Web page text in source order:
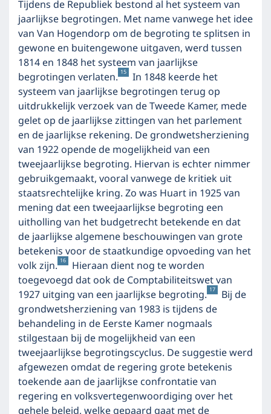
Tijdens de Republiek bestond al het systeem van
jaarlijkse begrotingen. Met name vanwege het idee
van Van Hogendorp om de begroting te splitsen in
gewone en buitengewone uitgaven, werd tussen
1814 en 1848 het systeem van jaarlijkse
begrotingen verlaten. 15
In 1848 keerde het
systeem van jaarlijkse begrotingen terug op
uitdrukkelijk verzoek van de Tweede Kamer, mede
gelet op de jaarlijkse zittingen van het parlement
en de jaarlijkse rekening. De grondwetsherziening
van 1922 opende de mogelijkheid van een
tweejaarlijkse begroting. Hiervan is echter nimmer
gebruikgemaakt, vooral vanwege de kritiek uit
staatsrechtelijke kring. Zo was Huart in 1925 van
mening dat een tweejaarlijkse begroting een
uitholling van het budgetrecht betekende en dat
de jaarlijkse algemene beschouwingen van grote
betekenis voor de staatkundige opvoeding van het
volk zijn. 16
Hieraan dient nog te worden
toegevoegd dat ook de Comptabiliteitswet van
1927 uitging van een jaarlijkse begroting. 17
Bij de
grondwetsherziening van 1983 is tijdens de
behandeling in de Eerste Kamer nogmaals
stilgestaan bij de mogelijkheid van een
tweejaarlijkse begrotingscyclus. De suggestie werd
afgewezen omdat de regering grote betekenis
toekende aan de jaarlijkse confrontatie van
regering en volksvertegenwoordiging over het